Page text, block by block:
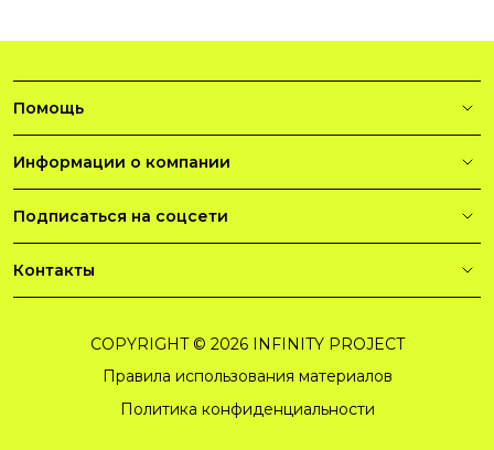
Помощь
Информации о компании
Подписаться на соцсети
Контакты
COPYRIGHT © 2026 INFINITY PROJECT
Правила использования материалов
Политика конфиденциальности